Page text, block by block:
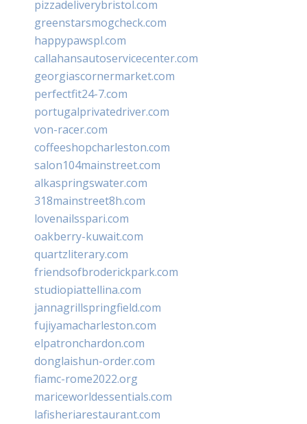
pizzadeliverybristol.com
greenstarsmogcheck.com
happypawspl.com
callahansautoservicecenter.com
georgiascornermarket.com
perfectfit24-7.com
portugalprivatedriver.com
von-racer.com
coffeeshopcharleston.com
salon104mainstreet.com
alkaspringswater.com
318mainstreet8h.com
lovenailsspari.com
oakberry-kuwait.com
quartzliterary.com
friendsofbroderickpark.com
studiopiattellina.com
jannagrillspringfield.com
fujiyamacharleston.com
elpatronchardon.com
donglaishun-order.com
fiamc-rome2022.org
mariceworldessentials.com
lafisheriarestaurant.com